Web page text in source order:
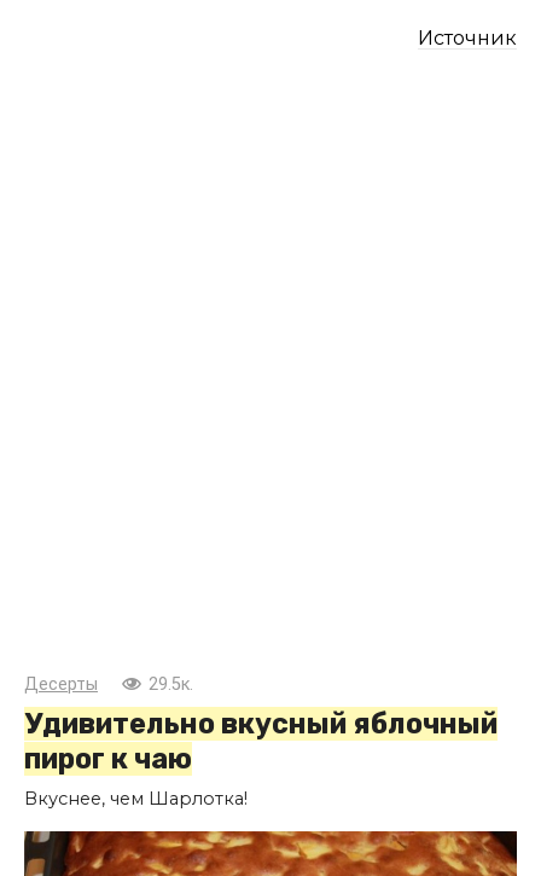
Источник
Десерты 29.5к.
Удивительно вкусный яблочный
пирог к чаю
Вкуснее, чем Шарлотка!